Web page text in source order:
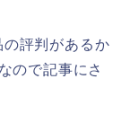
評判があるか
ので記事にさ